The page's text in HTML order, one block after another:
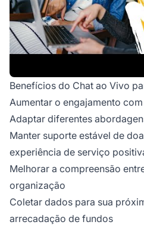
Benefícios do Chat ao Vivo
Aumentar o engajamento
Adaptar diferentes
Manter suporte estável de
experiência de serviço
Melhorar a compreensão
organização
Coletar dados para sua
arrecadação de fundos